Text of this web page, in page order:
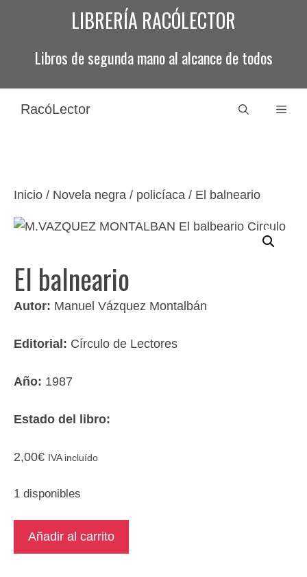
LIBRERÍA RACÓLECTOR
Libros de segunda mano al alcance de todos
RacóLector
Inicio / Novela negra / policíaca / El balneario
El balneario
Autor: Manuel Vázquez Montalbán
Editorial: Círculo de Lectores
Año: 1987
Estado del libro:
2,00€ IVA incluído
1 disponibles
Añadir al carrito